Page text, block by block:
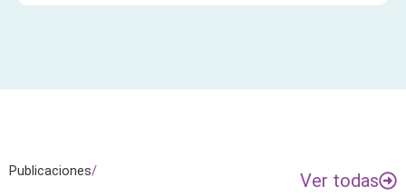
Publicaciones/ Ver todas